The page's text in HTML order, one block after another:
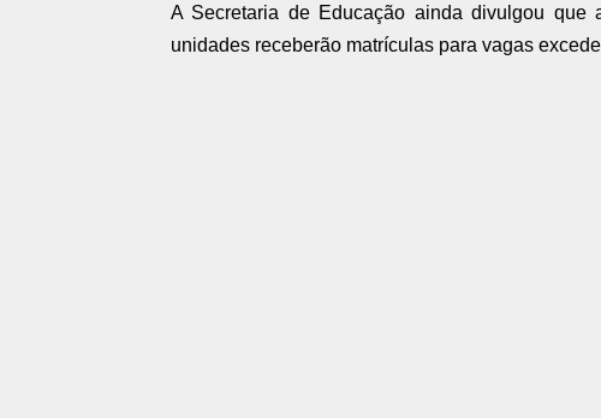
A Secretaria de Educação ainda divulgou que
unidades receberão matrículas para vagas